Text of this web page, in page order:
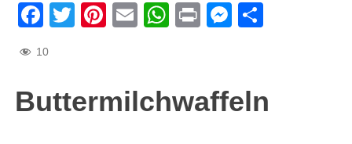
Facebook
TwitterPinterest
EmailWhatsApp
Print
10
Buttermilchwaffeln